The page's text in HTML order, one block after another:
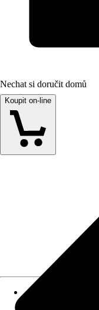
Nechat si doručit domů
Koupit on-line